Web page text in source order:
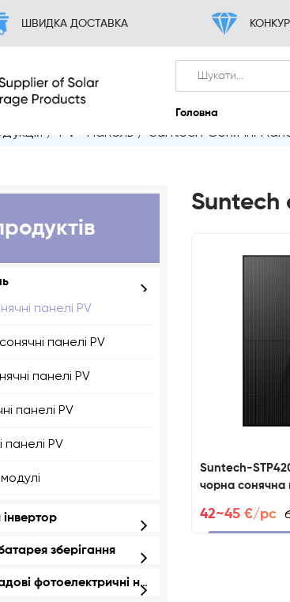
ШВИДКА ДОСТАВКА
/ PV -панель / Suntech Сонячні
панелі PV
панелі PV
панелі PV
панелі PV
панелі PV
зберігання
фотоелектричні набори
Suntech
Suntech-
чорна сонячна
42~45 €/pc